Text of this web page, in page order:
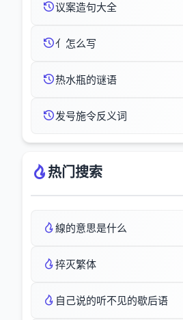
议案造句大全
亻怎么写
热水瓶的谜语
发号施令反义词
热门搜索
線的意思是什么
捽灭繁体
自己说的听不见的歇后语